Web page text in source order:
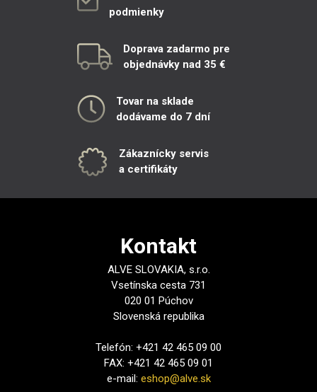
podmienky
Doprava zadarmo pre
objednávky nad 35 €
Tovar na sklade
dodávame do 7 dní
Zákaznícky servis
a certifikáty
Kontakt
ALVE SLOVAKIA, s.r.o.
Vsetínska cesta 731
020 01 Púchov
Slovenská republika
Telefón: +421 42 465 09 00
FAX: +421 42 465 09 01
e-mail: eshop@alve.sk